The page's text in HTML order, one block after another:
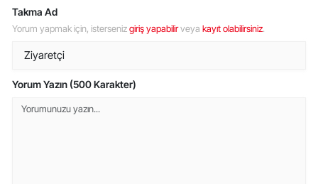
Takma Ad
Yorum yapmak için, istersenizgiriş yapabilirveya kayıt olabilirsiniz.
Yorum Yazın (500 Karakter)